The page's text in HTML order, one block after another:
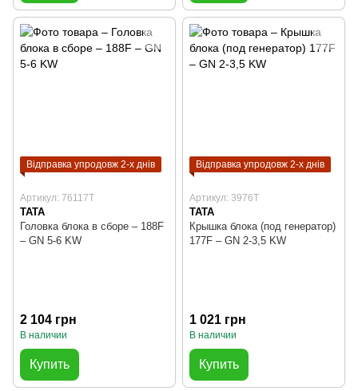
Відправка упродовж 2-х днів
Артикул: 76117T
TATA
Головка блока в сборе – 188F
– GN 5-6 KW
2 104 грн
В наличии
Купить
Відправка упродовж 2-х днів
Артикул: 3976T
TATA
Крышка блока (под генератор)
177F – GN 2-3,5 KW
1 021 грн
В наличии
Купить